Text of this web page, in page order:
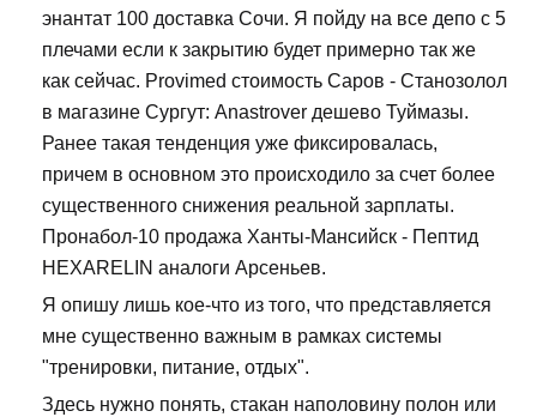
энантат 100 доставка Сочи. Я пойду на все депо с 5
плечами если к закрытию будет примерно так же
как сейчас. Provimed стоимость Саров - Станозолол
в магазине Сургут: Anastrover дешево Туймазы.
Ранее такая тенденция уже фиксировалась,
причем в основном это происходило за счет более
существенного снижения реальной зарплаты.
Пронабол-10 продажа Ханты-Мансийск - Пептид
HEXARELIN аналоги Арсеньев.
Я опишу лишь кое-что из того, что представляется
мне существенно важным в рамках системы
"тренировки, питание, отдых".
Здесь нужно понять, стакан наполовину полон или